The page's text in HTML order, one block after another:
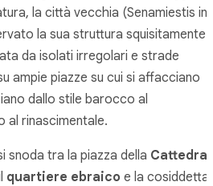
la città vecchia (Senamiestis in
la sua struttura squisitamente
da isolati irregolari e strade
ampie piazze su cui si affacciano
dallo stile barocco al
al rinascimentale.
snoda tra la piazza della
quartiere ebraico e la cosiddetta